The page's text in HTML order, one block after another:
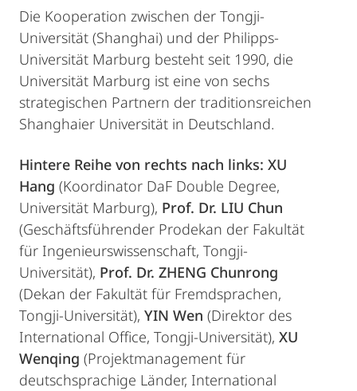
Die Kooperation zwischen der Tongji-
Universität (Shanghai) und der Philipps-
Universität Marburg besteht seit 1990, die
Universität Marburg ist eine von sechs
strategischen Partnern der traditionsreichen
Shanghaier Universität in Deutschland.
Hintere Reihe von rechts nach links: XU
Hang (Koordinator DaF Double Degree,
Universität Marburg), Prof. Dr. LIU Chun
(Geschäftsführender Prodekan der Fakultät
für Ingenieurswissenschaft, Tongji-
Universität), Prof. Dr. ZHENG Chunrong
(Dekan der Fakultät für Fremdsprachen,
Tongji-Universität), YIN Wen (Direktor des
International Office, Tongji-Universität), XU
Wenqing (Projektmanagement für
deutschsprachige Länder, International